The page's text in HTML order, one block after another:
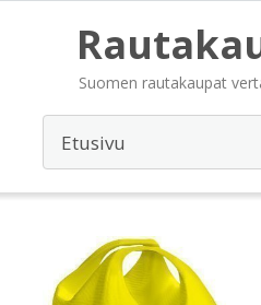
Suomen rautakaupat